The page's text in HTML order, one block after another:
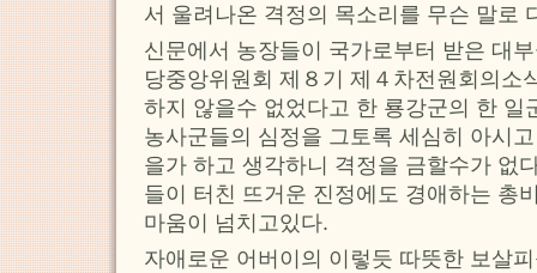
서 울려나온 격정의 목소리를 무슨 말로
신문에서 농장들이 국가로부터 받은 대
당중앙위원회 제８기 제４차전원회의소
하지 않을수 없었다고 한 룡강군의 한 일
농사군들의 심정을 그토록 세심히 아시
을가 하고 생각하니 격정을 금할수가 없
들이 터친 뜨거운 진정에도 경애하는 총
마움이 넘치고있다.
자애로운 어버이의 이렇듯 따뜻한 보살